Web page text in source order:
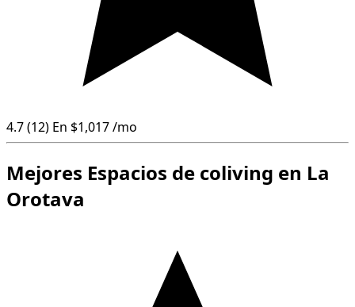
4.7(12) En $1,017/mo
Mejores Espacios de coliving en La
Orotava